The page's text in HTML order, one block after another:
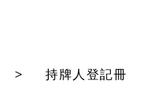
> 持牌人登記冊